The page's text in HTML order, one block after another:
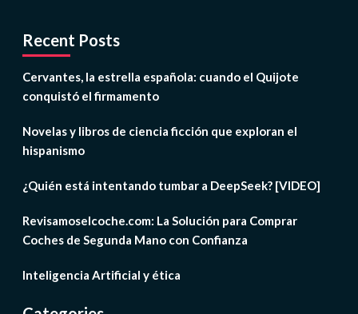
Recent Posts
Cervantes, la estrella española: cuando el Quijote
conquistó el firmamento
Novelas y libros de ciencia ficción que exploran el
hispanismo
¿Quién está intentando tumbar a DeepSeek? [VIDEO]
Revisamoselcoche.com: La Solución para Comprar
Coches de Segunda Mano con Confianza
Inteligencia Artificial y ética